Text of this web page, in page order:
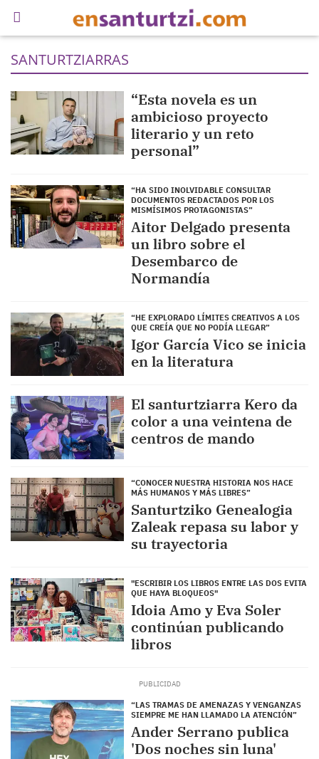
SANTURTZIARRAS
“Esta novela es un
ambicioso proyecto
literario y un reto
personal”
“HA SIDO INOLVIDABLE CONSULTAR
DOCUMENTOS REDACTADOS POR LOS
MISMÍSIMOS PROTAGONISTAS”
Aitor Delgado presenta
un libro sobre el
Desembarco de
Normandía
“HE EXPLORADO LÍMITES CREATIVOS A LOS
QUE CREÍA QUE NO PODÍA LLEGAR”
Igor García Vico se inicia
en la literatura
El santurtziarra Kero da
color a una veintena de
centros de mando
“CONOCER NUESTRA HISTORIA NOS HACE
MÁS HUMANOS Y MÁS LIBRES”
Santurtziko Genealogia
Zaleak repasa su labor y
su trayectoria
"ESCRIBIR LOS LIBROS ENTRE LAS DOS EVITA
QUE HAYA BLOQUEOS"
Idoia Amo y Eva Soler
continúan publicando
libros
“LAS TRAMAS DE AMENAZAS Y VENGANZAS
SIEMPRE ME HAN LLAMADO LA ATENCIÓN”
Ander Serrano publica
'Dos noches sin luna'